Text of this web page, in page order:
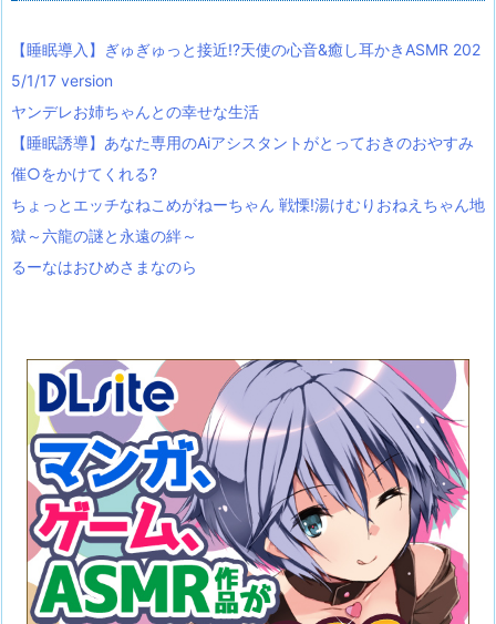
【睡眠導入】ぎゅぎゅっと接近!?天使の心音&癒し耳かきASMR 202
5/1/17 version
ヤンデレお姉ちゃんとの幸せな生活
【睡眠誘導】あなた専用のAiアシスタントがとっておきのおやすみ
催○をかけてくれる?
ちょっとエッチなねこめがねーちゃん 戦慄!湯けむりおねえちゃん地
獄～六龍の謎と永遠の絆～
るーなはおひめさまなのら